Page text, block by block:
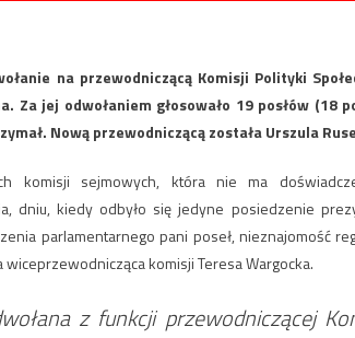
na przewodniczącą Komisji Polityki
Za jej odwołaniem głosowało 19 posłów (18
Nową przewodniczącą została Urszula
komisji sejmowych, która nie ma
dniu, kiedy odbyło się jedyne posiedzenie
parlamentarnego pani poseł, nieznajomość
wiceprzewodnicząca komisji Teresa Wargocka.
z funkcji przewodniczącej